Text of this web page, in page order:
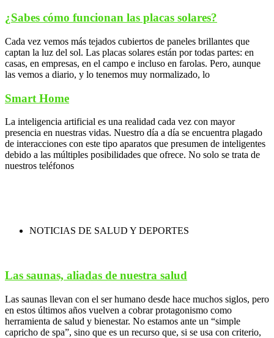
¿Sabes cómo funcionan las placas solares?
Cada vez vemos más tejados cubiertos de paneles brillantes que
captan la luz del sol. Las placas solares están por todas partes: en
casas, en empresas, en el campo e incluso en farolas. Pero, aunque
las vemos a diario, y lo tenemos muy normalizado, lo
Smart Home
La inteligencia artificial es una realidad cada vez con mayor
presencia en nuestras vidas. Nuestro día a día se encuentra plagado
de interacciones con este tipo aparatos que presumen de inteligentes
debido a las múltiples posibilidades que ofrece. No solo se trata de
nuestros teléfonos
NOTICIAS DE SALUD Y DEPORTES
Las saunas, aliadas de nuestra salud
Las saunas llevan con el ser humano desde hace muchos siglos, pero
en estos últimos años vuelven a cobrar protagonismo como
herramienta de salud y bienestar. No estamos ante un “simple
capricho de spa”, sino que es un recurso que, si se usa con criterio,